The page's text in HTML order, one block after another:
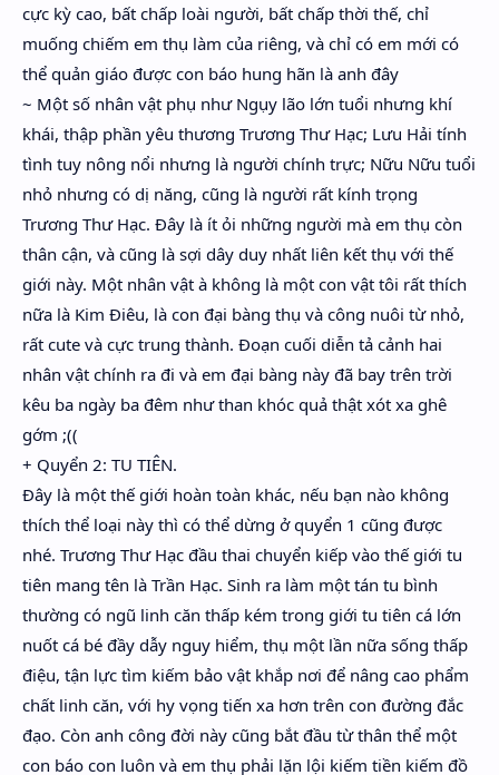
cực kỳ cao, bất chấp loài người, bất chấp thời thế, chỉ
muống chiếm em thụ làm của riêng, và chỉ có em mới có
thể quản giáo được con báo hung hãn là anh đây
~ Một số nhân vật phụ như Ngụy lão lớn tuổi nhưng khí
khái, thập phần yêu thương Trương Thư Hạc; Lưu Hải tính
tình tuy nông nổi nhưng là người chính trực; Nữu Nữu tuổi
nhỏ nhưng có dị năng, cũng là người rất kính trọng
Trương Thư Hạc. Đây là ít ỏi những người mà em thụ còn
thân cận, và cũng là sợi dây duy nhất liên kết thụ với thế
giới này. Một nhân vật à không là một con vật tôi rất thích
nữa là Kim Điêu, là con đại bàng thụ và công nuôi từ nhỏ,
rất cute và cực trung thành. Đoạn cuối diễn tả cảnh hai
nhân vật chính ra đi và em đại bàng này đã bay trên trời
kêu ba ngày ba đêm như than khóc quả thật xót xa ghê
gớm ;((
+ Quyển 2: TU TIÊN.
Đây là một thế giới hoàn toàn khác, nếu bạn nào không
thích thể loại này thì có thể dừng ở quyển 1 cũng được
nhé. Trương Thư Hạc đầu thai chuyển kiếp vào thế giới tu
tiên mang tên là Trần Hạc. Sinh ra làm một tán tu bình
thường có ngũ linh căn thấp kém trong giới tu tiên cá lớn
nuốt cá bé đầy dẫy nguy hiểm, thụ một lần nữa sống thấp
điệu, tận lực tìm kiếm bảo vật khắp nơi để nâng cao phẩm
chất linh căn, với hy vọng tiến xa hơn trên con đường đắc
đạo. Còn anh công đời này cũng bắt đầu từ thân thể một
con báo con luôn và em thụ phải lặn lội kiếm tiền kiếm đồ